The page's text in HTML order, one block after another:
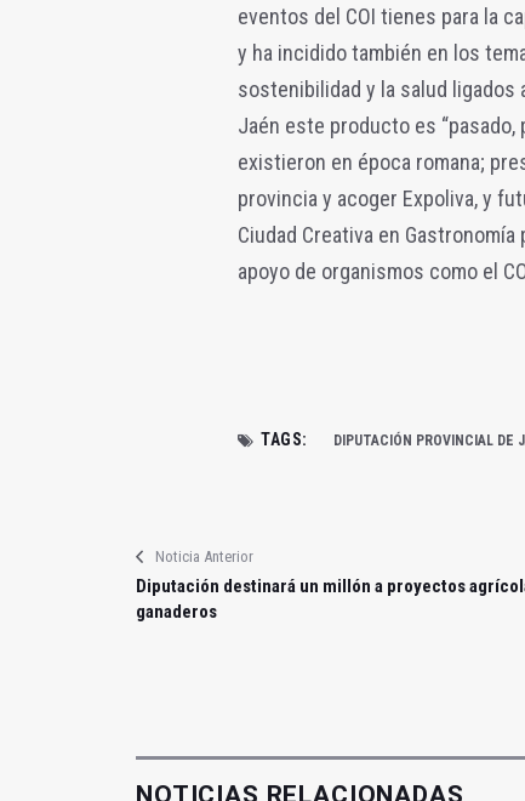
eventos del COI tienes para la
y ha incidido también en los
sostenibilidad y la salud ligados
Jaén este producto es
existieron en época romana;
provincia y acoger Expoliva, y
Ciudad Creativa en
apoyo de organismos como el
TAGS: DIPUTACIÓN PROVINCIAL DE
Noticia Anterior
Diputación destinará un millón a proyectos
ganaderos
NOTICIAS RELACIONADAS